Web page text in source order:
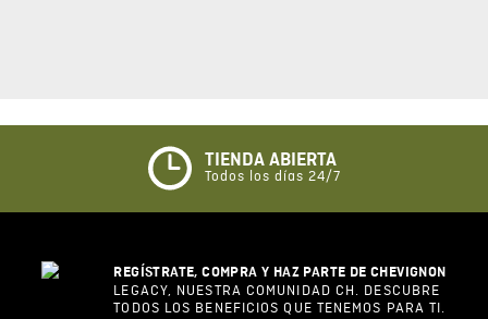
Califique el producto de 1 a 5 estrellas
★☆ ☆
Su nombre
Correo electrónico
TIENDA ABIERTA
Todos los días 24/7
REGÍSTRATE, COMPRA Y HAZ PARTE DE CHEVIGNON
LEGACY, NUESTRA COMUNIDAD CH. DESCUBRE
TODOS LOS BENEFICIOS QUE TENEMOS PARA TI.